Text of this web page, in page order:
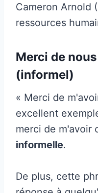
Cameron Arnold
ressources
Merci de
(informel)
« Merci de
excellent
merci de m'avoir
informelle.
De plus, cette